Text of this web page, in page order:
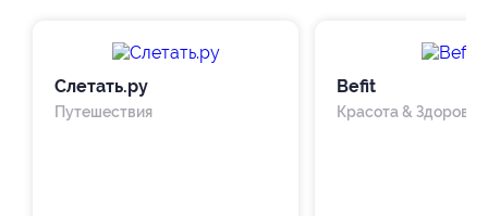
Слетать.ру
Путешествия
Befit
Красота & Здоровье